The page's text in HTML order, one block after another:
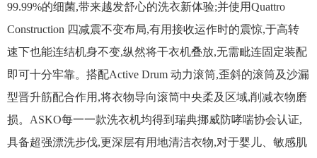
99.99%的细菌,带来越发舒心的洗衣新体验;并使用Quattro
Construction 四减震不变布局,有用接收运作时的震惊,于高转
速下也能连结机身不变,纵然将干衣机叠放,无需毗连固定装配
即可十分牢靠。搭配Active Drum 动力滚筒,歪斜的滚筒及沙漏
型晋升筋配合作用,将衣物导向滚筒中央柔及区域,削减衣物磨
损。ASKO每一一款洗衣机均得到瑞典挪威防哮喘协会认证,
具备超强漂洗步伐,更深层有用地清洁衣物,对于婴儿、敏感肌